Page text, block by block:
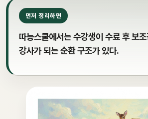
먼저 정리하면
따능스쿨에서는 수강생이 수료 후 보
강사가 되는 순환 구조가 있다.